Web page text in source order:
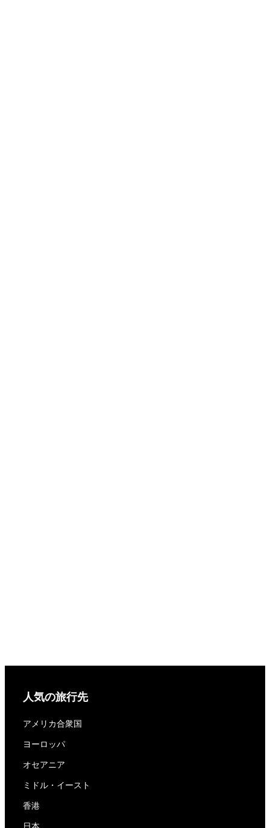
人気の旅行先
アメリカ合衆国
ヨーロッパ
オセアニア
ミドル・イースト
香港